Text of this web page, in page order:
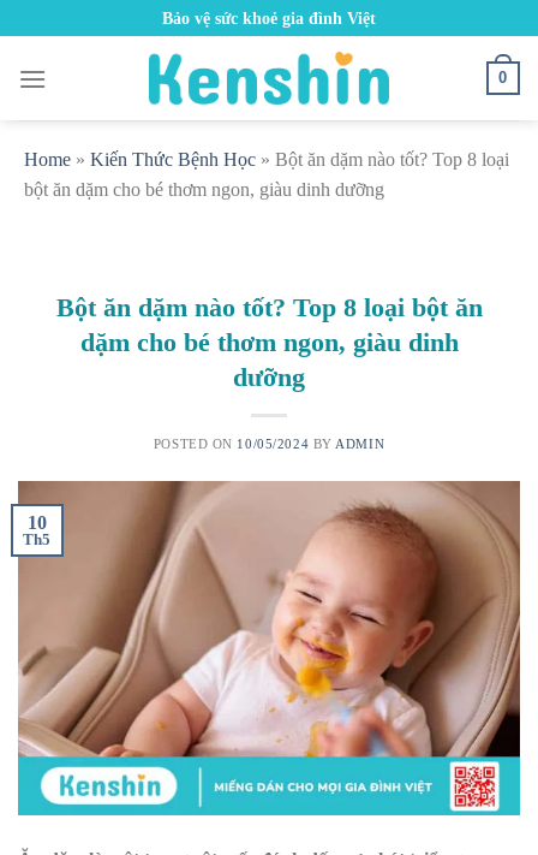
content
Bảo vệ sức khoẻ gia đình Việt
0
Home » Kiến Thức Bệnh Học » Bột ăn dặm nào tốt? Top 8 loại
bột ăn dặm cho bé thơm ngon, giàu dinh dưỡng
Bột ăn dặm nào tốt? Top 8 loại bột ăn
dặm cho bé thơm ngon, giàu dinh
dưỡng
POSTED ON 10/05/2024 BY ADMIN
10
Th5